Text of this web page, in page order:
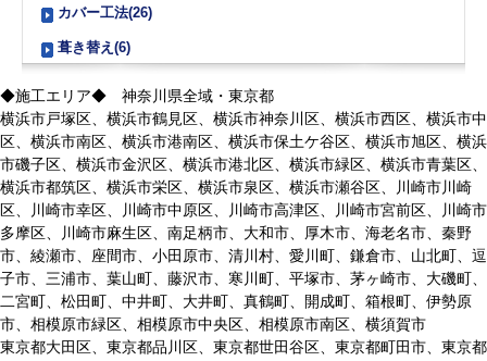
カバー工法(26)
葺き替え(6)
◆施工エリア◆ 神奈川県全域・東京都
横浜市戸塚区、横浜市鶴見区、横浜市神奈川区、横浜市西区、横浜市中
区、横浜市南区、横浜市港南区、横浜市保土ケ谷区、横浜市旭区、横浜
市磯子区、横浜市金沢区、横浜市港北区、横浜市緑区、横浜市青葉区、
横浜市都筑区、横浜市栄区、横浜市泉区、横浜市瀬谷区、川崎市川崎
区、川崎市幸区、川崎市中原区、川崎市高津区、川崎市宮前区、川崎市
多摩区、川崎市麻生区、南足柄市、大和市、厚木市、海老名市、秦野
市、綾瀬市、座間市、小田原市、清川村、愛川町、鎌倉市、山北町、逗
子市、三浦市、葉山町、藤沢市、寒川町、平塚市、茅ヶ崎市、大磯町、
二宮町、松田町、中井町、大井町、真鶴町、開成町、箱根町、伊勢原
市、相模原市緑区、相模原市中央区、相模原市南区、横須賀市
東京都大田区、東京都品川区、東京都世田谷区、東京都町田市、東京都